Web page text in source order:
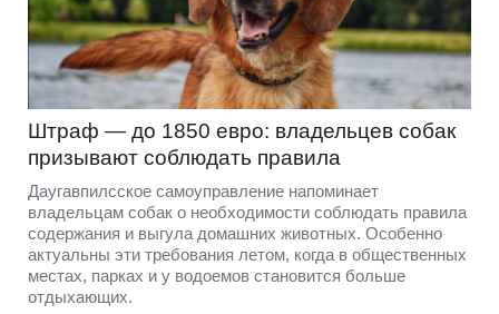
Штраф — до 1850 евро: владельцев собак
призывают соблюдать правила
Даугавпилсское самоуправление напоминает
владельцам собак о необходимости соблюдать правила
содержания и выгула домашних животных. Особенно
актуальны эти требования летом, когда в общественных
местах, парках и у водоемов становится больше
отдыхающих.